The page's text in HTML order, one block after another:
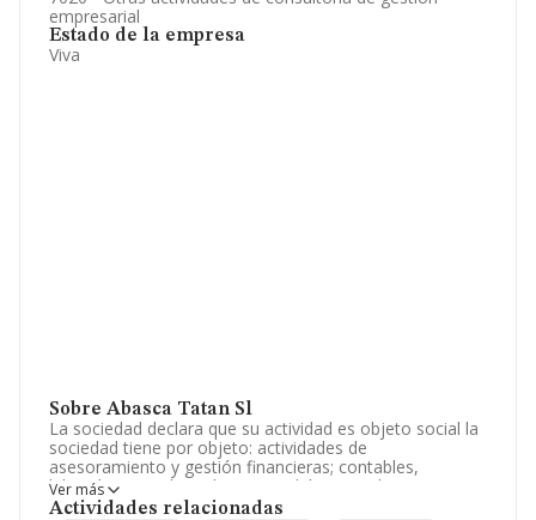
empresarial
Estado de la empresa
Viva
Sobre Abasca Tatan Sl
La sociedad declara que su actividad es objeto social la
sociedad tiene por objeto: actividades de
asesoramiento y gestión financieras; contables,
laborales, social, juridicas, inmobiliarias, tributarias,
franquicias y de seguros. 2. la compra, venta; adquisic.
Ver más
Actividades relacionadas